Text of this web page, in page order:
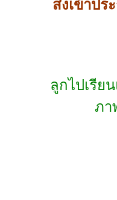
ส่งเข้าปร
ลูกไปเรีย
ภา